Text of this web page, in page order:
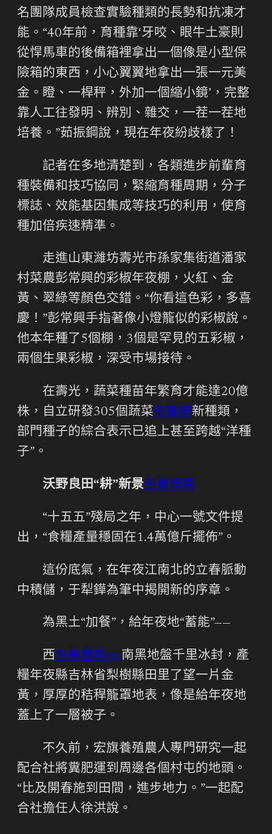
名團隊成員檢查實驗種類的長勢和抗凍才
能。“40年前，育種靠‘牙咬、眼牛土豪則
從悍馬車的後備箱裡拿出一個像是小型保
險箱的東西，小心翼翼地拿出一張一元美
金。瞪、一桿秤，外加一個縮小鏡’，完整
靠人工往發明、辨別、雜交，一茬一茬地
培養。”茹振鋼說，現在年夜紛歧樣了！
記者在多地清楚到，各類進步前輩育
種裝備和技巧協同，緊縮育種周期，分子
標誌、效能基因集成等技巧的利用，使育
種加倍疾速精準。
走進山東濰坊壽光市孫家集街道潘家
村菜農彭常興的彩椒年夜棚，火紅、金
黃、翠綠等顏色交錯。“你看這色彩，多喜
慶！”彭常興手指著像小燈籠似的彩椒說。
他本年種了5個棚，3個是罕見的五彩椒，
兩個生果彩椒，深受市場接待。
在壽光，蔬菜種苗年繁育才能達20億
株，自立研發305個蔬菜包養網新種類，
部門種子的綜合表示已追上甚至跨越“洋種
子”。
沃野良田“耕”新景包養情婦
“十五五”殘局之年，中心一號文件提
出，“食糧產量穩固在1.4萬億斤擺佈”。
這份底氣，在年夜江南北的立春脈動
中積儲，于犁鏵為筆中揭開新的序章。
為黑土“加餐”，給年夜地“蓄能”——
西包養價格ptt南黑地盤千里冰封，產
糧年夜縣吉林省梨樹縣田里了望一片金
黃，厚厚的秸稈籠罩地表，像是給年夜地
蓋上了一層被子。
不久前，宏旗養殖農人專門研究一起
配合社將糞肥運到周邊各個村屯的地頭。
“比及開春施到田間，進步地力。”一起配
合社擔任人徐洪說。